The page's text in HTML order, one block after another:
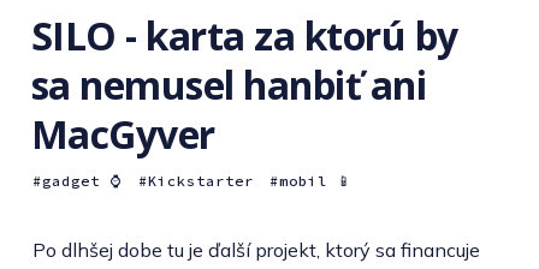
SILO - karta za ktorú by
sa nemusel hanbiť ani
MacGyver
gadget ⌚️ Kickstarter mobil 📱
Po dlhšej dobe tu je ďalší projekt, ktorý sa financuje